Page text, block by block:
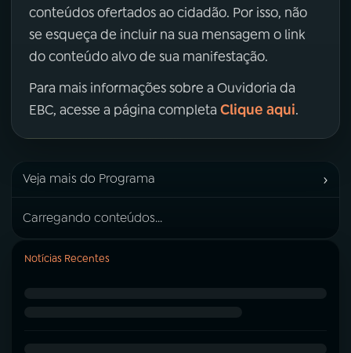
conteúdos ofertados ao cidadão. Por isso, não
se esqueça de incluir na sua mensagem o link
do conteúdo alvo de sua manifestação.
Para mais informações sobre a Ouvidoria da
EBC, acesse a página completa Clique aqui.
Veja mais do Programa ›
Carregando conteúdos...
Notícias Recentes